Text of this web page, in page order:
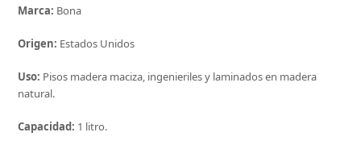
Marca: Bona
Origen: Estados Unidos
Uso: Pisos madera maciza, ingenieriles y laminados en madera
natural.
Capacidad: 1 litro.